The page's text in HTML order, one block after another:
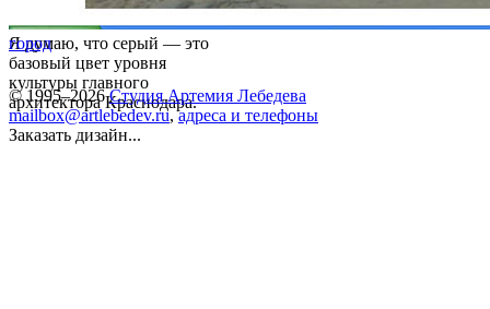
Я думаю, что серый — это
базовый цвет уровня
культуры главного
архитектора Краснодара.
город
© 1995–2026 Студия Артемия Лебедева
mailbox@artlebedev.ru, адреса и телефоны
Заказать дизайн...